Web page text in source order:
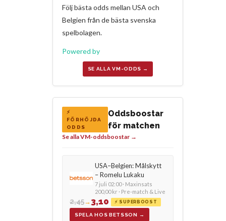
Följ bästa odds mellan USA och
Belgien från de bästa svenska
spelbolagen.
Powered by
SE ALLA VM-ODDS →
⚡
FÖRHÖJDA
ODDS
Oddsboostar
för matchen
Se alla VM-oddsboostar →
USA–Belgien: Målskytt
– Romelu Lukaku
7 juli 02:00 · Maxinsats
200,00 kr · Pre-match & Live
2,45→3,10 ⚡ SUPERBOOST
SPELA HOS BETSSON →